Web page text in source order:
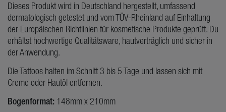
Dieses Produkt wird in Deutschland hergestellt, umfassend
dermatologisch getestet und vom TÜV-Rheinland auf Einhaltung
der Europäischen Richtlinien für kosmetische Produkte geprüft. Du
erhältst hochwertige Qualitätsware, hautverträglich und sicher in
der Anwendung.
Die Tattoos halten im Schnitt 3 bis 5 Tage und lassen sich mit
Creme oder Hautöl entfernen.
Bogenformat: 148mm x 210mm